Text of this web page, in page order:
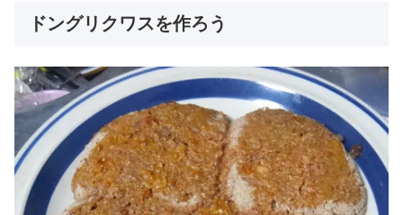
ドングリクワスを作ろう